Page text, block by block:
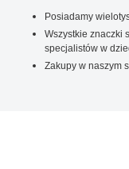
Posiadamy
Wszystkie znaczki
specjalistów w
Zakupy w naszym